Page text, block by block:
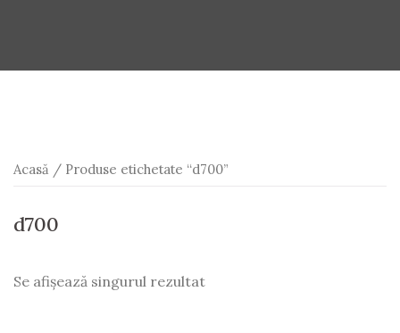
Acasă / Produse etichetate “d700”
d700
Se afișează singurul rezultat